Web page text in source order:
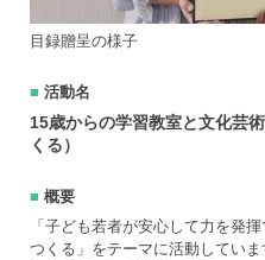
目録贈呈の様子
活動名
15歳からの学習教室と文化芸
くる）
概要
「子ども若者が安心して力を発
つくる」をテーマに活動してい